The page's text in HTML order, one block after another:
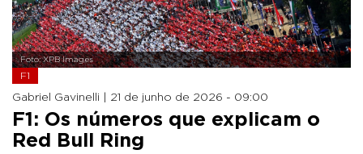
Foto: XPB Images
F1
Gabriel Gavinelli | 21 de junho de 2026 - 09:00
F1: Os números que explicam o
Red Bull Ring